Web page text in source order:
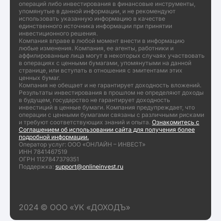
операций либо инвестирования в финансовые инструменты,
упомянутые в данной информации, и не рекомендуют
использовать указанную информацию в качестве
единственного источника информации при принятии
инвестиционного решения.
Компания вправе в любой момент внести в информацию
любые изменения. Компания, ее агенты, работники и
аффилированные лица могут в некоторых случаях участвовать
в операциях с ценными бумагами, упомянутыми на данной
странице, или вступать в отношения с эмитентами этих
ценных бумаг.
Компания не обещает и не гарантирует доходность вложений.
Результаты инвестирования в прошлом не определяют доходы
в будущем, государство не гарантирует доходность
инвестиций в ценные бумаги. Компания предупреждает, что
операции с ценными бумагами связаны с различными рисками
и требуют соответствующих знаний и опыта. Ознакомитесь с
Соглашением об использовании сайта для получения более
подробной информации.
Оператор услуг: ООО «ОНЛАЙН – ИНВЕСТ»
ИНН 7841467519
ОГРН 1127847379351
Поддержка: support@onlineinvest.ru
2024 © ООО «УК «ДОХОДЪ»